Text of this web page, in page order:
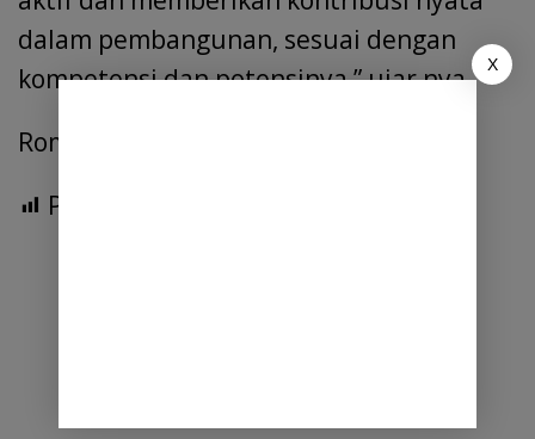
dalam pembangunan, sesuai dengan
kompetensi dan potensinya,” ujar nya.
Romson nainggolan,Amd.
Post Views:
X